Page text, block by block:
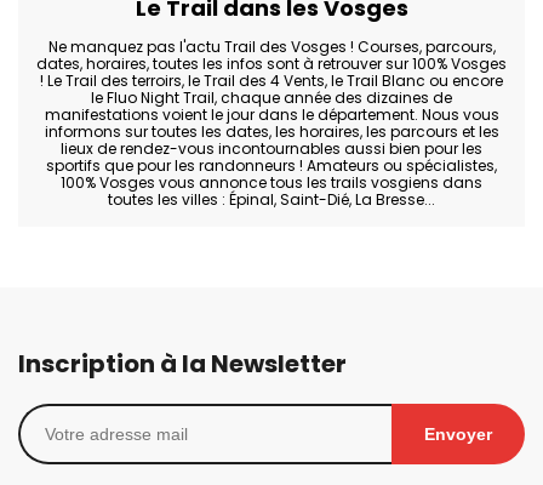
Le Trail dans les Vosges
Ne manquez pas l'actu Trail des Vosges ! Courses, parcours,
dates, horaires, toutes les infos sont à retrouver sur 100% Vosges
! Le Trail des terroirs, le Trail des 4 Vents, le Trail Blanc ou encore
le Fluo Night Trail, chaque année des dizaines de
manifestations voient le jour dans le département. Nous vous
informons sur toutes les dates, les horaires, les parcours et les
lieux de rendez-vous incontournables aussi bien pour les
sportifs que pour les randonneurs ! Amateurs ou spécialistes,
100% Vosges vous annonce tous les trails vosgiens dans
toutes les villes : Épinal, Saint-Dié, La Bresse...
Inscription à la Newsletter
Envoyer